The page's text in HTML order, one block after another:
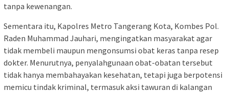
tanpa kewenangan.
Sementara itu, Kapolres Metro Tangerang Kota, Kombes Pol.
Raden Muhammad Jauhari, mengingatkan masyarakat agar
tidak membeli maupun mengonsumsi obat keras tanpa resep
dokter. Menurutnya, penyalahgunaan obat-obatan tersebut
tidak hanya membahayakan kesehatan, tetapi juga berpotensi
memicu tindak kriminal, termasuk aksi tawuran di kalangan